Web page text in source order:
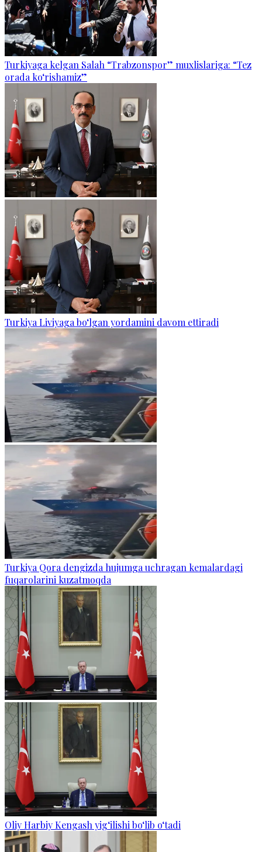
Turkiyaga kelgan Salah “Trabzonspor” muxlislariga: “Tez
orada ko‘rishamiz”
Turkiya Liviyaga bo‘lgan yordamini davom ettiradi
Turkiya Qora dengizda hujumga uchragan kemalardagi
fuqarolarini kuzatmoqda
Oliy Harbiy Kengash yig‘ilishi bo‘lib o‘tadi